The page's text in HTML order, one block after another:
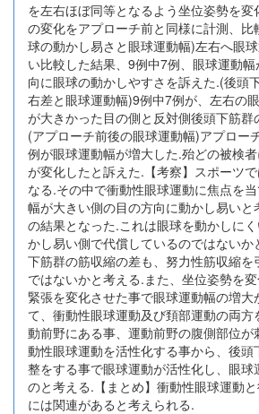
を左右ほぼ同等となるよう坐位姿勢を
の変化をアプローチ前と同様に計測、比
球の動かし易さと眼球運動幅)左右へ眼
い比較した結果、9例中7例、眼球運動
向に眼球の動かしやすさを訴えた.(後頭
右差と眼球運動幅)9例中7例が、左右の
が大きかった目の側と反対側後頭下筋群
(アプローチ前後の眼球運動幅)アプロー
例が眼球運動幅が増大した.殆どの被検
が変化したと訴えた.【考察】スポーツ
なる.その中で衝動性眼球運動に焦点を
幅が大きい側の目の方向に動かし易い
の結果となった.これは眼球を動かしに
かし易い側で代償しているのではない
下筋群の筋収縮の差も、努力性筋収縮
ではないかと考える.また、坐位姿勢を
緊張を変化させた事で眼球運動幅の増大
て、衝動性眼球運動及び頚部運動の両方
動前野にある事、運動前野の腹側部位
動性眼球運動を活性化する事から、後頭
整をする事で眼球運動が活性化し、眼球
のと考える.【まとめ】衝動性眼球運動
には関連があると考えられる.